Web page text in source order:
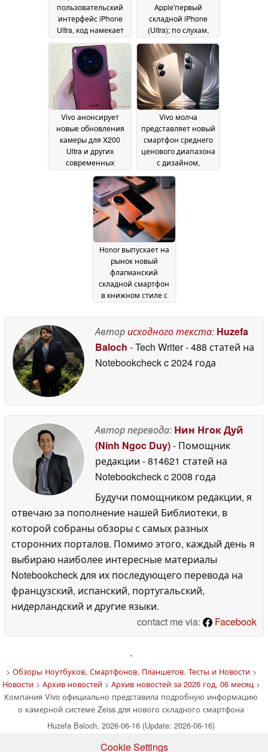
пользовательский
интерфейс iPhone
Ultra, код намекает
складывания 09 June
2026
Apple'первый
складной iPhone
(Ultra); по слухам,
Android07 June 2026
Vivo анонсирует
новые обновления
камеры для X200
Ultra и других
современных
07 June 2026
Vivo молча
представляет новый
смартфон среднего
ценового диапазона
с дизайном,
iPhone 17
Honor выпускает на
рынок новый
флагманский
складной смартфон
в книжном стиле с
Авторисходного текста: Huzefa
Baloch - Tech Writer- 488 статей на
Notebookcheckc 2024 года
Автор перевода: Нин Нгок Дуй
(Ninh Ngoc Duy)- Помощник
редакции - 814621 статей на
Notebookcheckc 2008 года
Будучи помощником редакции, я
отвечаю за пополнение нашей Библиотеки, в
которой собраны обзоры с самых разных
сторонних порталов. Помимо этого, каждый день я
выбираю наиболее интересные материалы
Notebookcheck для их последующего перевода на
французский, испанский, португальский,
нидерландский и другие языки.
contact me via:
Facebook
'
> Обзоры Ноутбуков, Смартфонов, Планшетов. Тесты и Новости>
Новости> Архив новостей> Архив новостей за 2026 год, 06 месяц >
Компания Vivo официально представила подробную информацию
о камерной системе Zeiss для нового складного смартфона
Huzefa Baloch, 2026-06-16 (Update: 2026-06-16)
Cookie Settings